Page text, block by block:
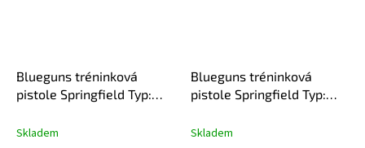
Blueguns tréninková
pistole Springfield Typ:
Skladem
Blueguns tréninková
pistole Springfield Typ:
Skladem